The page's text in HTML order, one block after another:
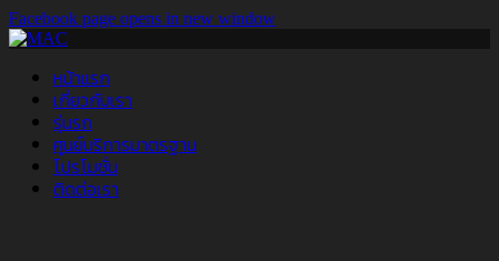
Facebook page opens in new window
หน้าแรก
เกี่ยวกับเรา
รุ่นรถ
ศูนย์บริการมาตรฐาน
โปรโมชั่น
ติดต่อเรา